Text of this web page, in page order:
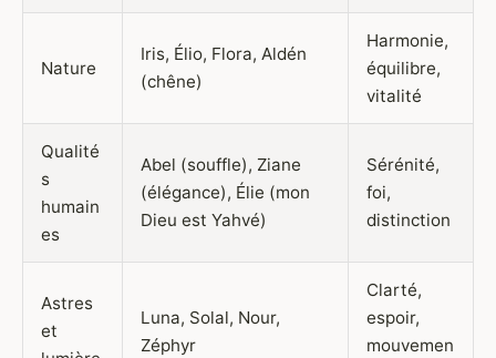
Nature
Iris, Élio, Flora, Aldén
(chêne)
Harmonie,
équilibre,
vitalité
Qualité
s
humain
es
Abel (souffle), Ziane
(élégance), Élie (mon
Dieu est Yahvé)
Sérénité,
foi,
distinction
Astres
et
Luna, Solal, Nour,
Zéphyr
Clarté,
espoir,
mouvemen